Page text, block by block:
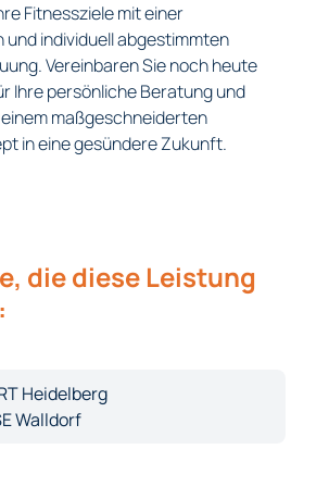
Fitnessziele mit einer
und individuell abgestimmten
Vereinbaren Sie noch heute
Ihre persönliche Beratung und
maßgeschneiderten
in eine gesündere Zukunft.
die diese Leistung
Heidelberg
Walldorf